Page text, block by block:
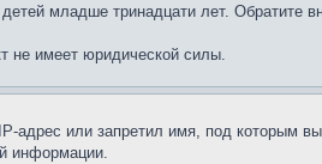
младше тринадцати лет. Обратите
не имеет юридической силы.
адрес или запретил имя, под которым
информации.